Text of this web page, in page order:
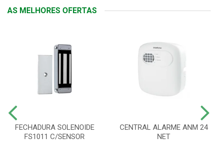
AS MELHORES OFERTAS
FECHADURA SOLENOIDE
FS1011 C/SENSOR
CENTRAL ALARME ANM 24
NET